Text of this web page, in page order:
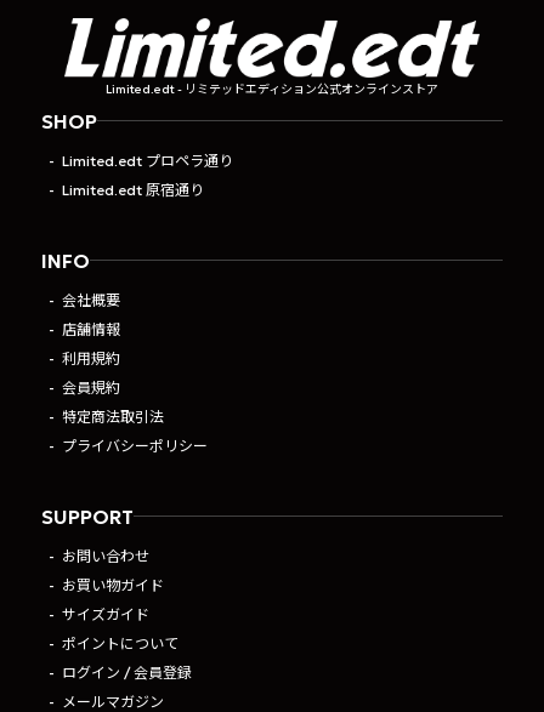
Limited.edt - リミテッドエディション公式オンラインストア
SHOP
Limited.edt プロペラ通り
Limited.edt 原宿通り
INFO
会社概要
店舗情報
利用規約
会員規約
特定商法取引法
プライバシーポリシー
SUPPORT
お問い合わせ
お買い物ガイド
サイズガイド
ポイントについて
ログイン / 会員登録
メールマガジン